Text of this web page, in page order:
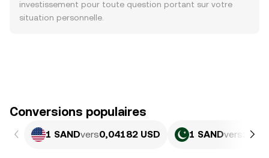
investissement pour toute question portant sur votre
situation personnelle.
Conversions populaires
1 SANDvers0,04182 USD 1 SANDvers